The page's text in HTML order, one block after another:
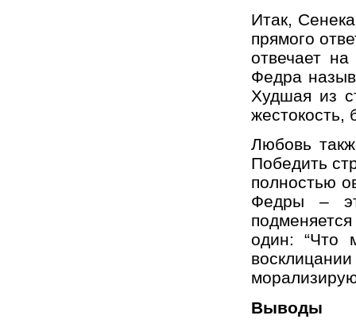
Итак,
прямого
отвечает
Федра
Худшая из
жестокость,
Любовь
Победить
полностью
Федры –
один: “Что
Выводы